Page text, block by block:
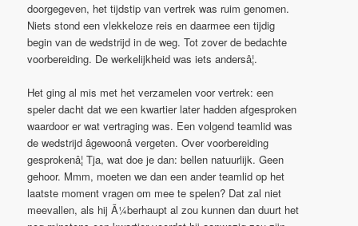
doorgegeven, het tijdstip van vertrek was ruim genomen.
Niets stond een vlekkeloze reis en daarmee een tijdig
begin van de wedstrijd in de weg. Tot zover de bedachte
voorbereiding. De werkelijkheid was iets andersâ¦.
Het ging al mis met het verzamelen voor vertrek: een
speler dacht dat we een kwartier later hadden afgesproken
waardoor er wat vertraging was. Een volgend teamlid was
de wedstrijd âgewoonâ vergeten. Over voorbereiding
gesprokenâ¦ Tja, wat doe je dan: bellen natuurlijk. Geen
gehoor. Mmm, moeten we dan een ander teamlid op het
laatste moment vragen om mee te spelen? Dat zal niet
meevallen, als hij Ã¼berhaupt al zou kunnen dan duurt het